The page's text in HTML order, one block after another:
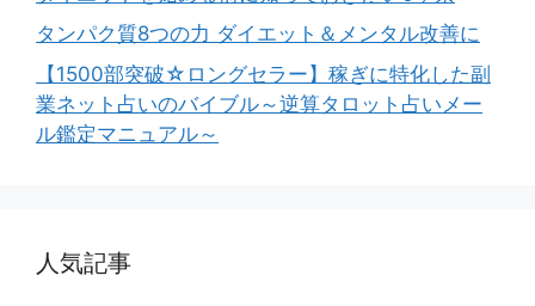
タンパク質8つの力 ダイエット＆メンタル改善に
【1500部突破☆ロングセラー】稼ぎに特化した副
業ネット占いのバイブル～逆算タロット占いメー
ル鑑定マニュアル～
人気記事